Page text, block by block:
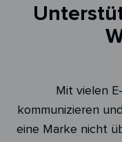
Mit vielen
kommunizieren
eine Marke nicht